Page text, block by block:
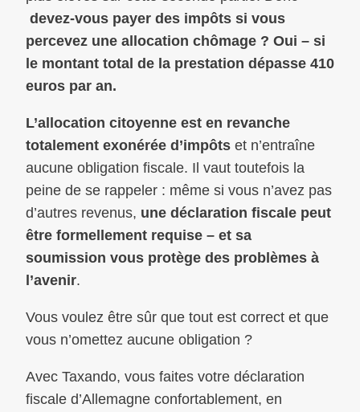
devez-vous payer des impôts si vous
percevez une allocation chômage ? Oui – si
le montant total de la prestation dépasse 410
euros par an.
L’allocation citoyenne est en revanche
totalement exonérée d’impôts et n’entraîne
aucune obligation fiscale. Il vaut toutefois la
peine de se rappeler : même si vous n’avez pas
d’autres revenus, une déclaration fiscale peut
être formellement requise – et sa
soumission vous protège des problèmes à
l’avenir.
Vous voulez être sûr que tout est correct et que
vous n’omettez aucune obligation ?
Avec Taxando, vous faites votre déclaration
fiscale d’Allemagne confortablement, en